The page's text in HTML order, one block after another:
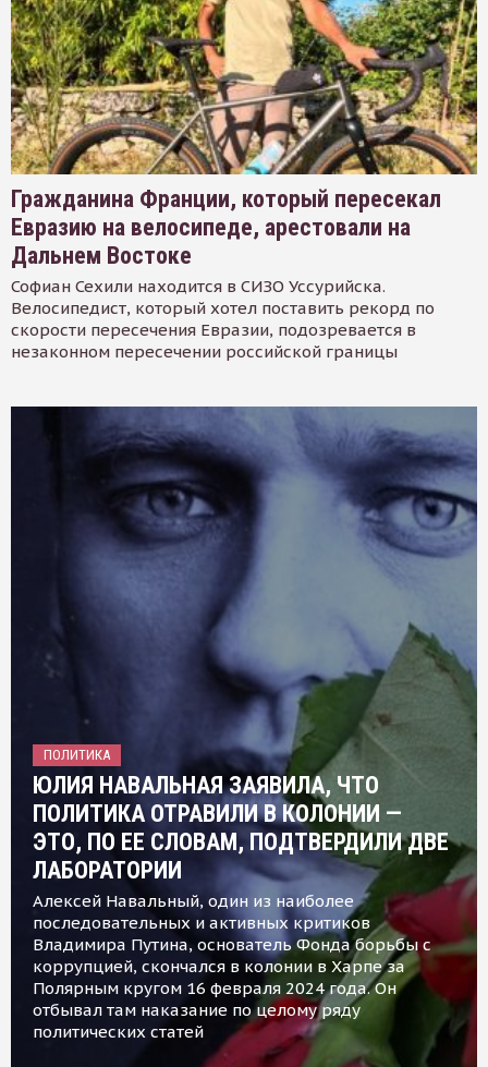
Гражданина Франции, который пересекал
Евразию на велосипеде, арестовали на
Дальнем Востоке
Софиан Сехили находится в СИЗО Уссурийска.
Велосипедист, который хотел поставить рекорд по
скорости пересечения Евразии, подозревается в
незаконном пересечении российской границы
ПОЛИТИКА
ЮЛИЯ НАВАЛЬНАЯ ЗАЯВИЛА, ЧТО
ПОЛИТИКА ОТРАВИЛИ В КОЛОНИИ —
ЭТО, ПО ЕЕ СЛОВАМ, ПОДТВЕРДИЛИ ДВЕ
ЛАБОРАТОРИИ
Алексей Навальный, один из наиболее
последовательных и активных критиков
Владимира Путина, основатель Фонда борьбы с
коррупцией, скончался в колонии в Харпе за
Полярным кругом 16 февраля 2024 года. Он
отбывал там наказание по целому ряду
политических статей